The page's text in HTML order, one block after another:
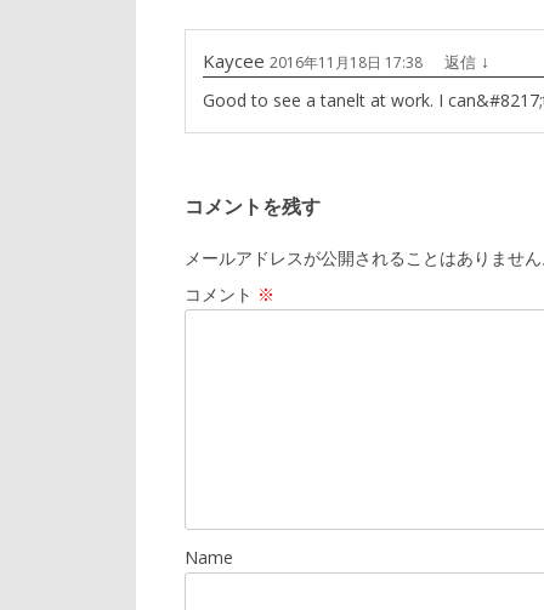
Kaycee 2016年11月18日 17:38 返信 ↓
Good to see a tanelt at work. I
コメントを残す
メールアドレスが公開されることはありません
コメント ※
Name